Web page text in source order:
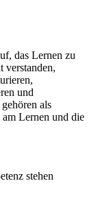
das Lernen zu
verstanden,
und
als
am Lernen und die
stehen